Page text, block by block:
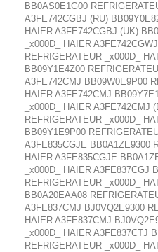
BB0AS0E1G00
A3FE742CGBJ (RU)
HAIER A3FE742CGBJ (UK)
_x000D_ HAIER
REFRIGERATEUR _x000D_
BB09Y1E4Z00
A3FE742CMJ BB09W0E9P00
HAIER A3FE742CMJ
_x000D_ HAIER A3FE742CMJ
REFRIGERATEUR _x000D_
BB09Y1E9P00
A3FE835CGJE BB0A1ZE9300
HAIER A3FE835CGJE
_x000D_ HAIER A3FE837CGJ
REFRIGERATEUR _x000D_
BB0A20EAA08
A3FE837CMJ BJ0VQ2E9300
HAIER A3FE837CMJ
_x000D_ HAIER A3FE837CTJ
REFRIGERATEUR _x000D_